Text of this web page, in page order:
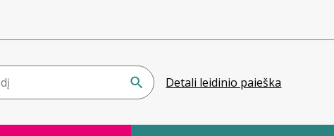
Detali leidinio paieška